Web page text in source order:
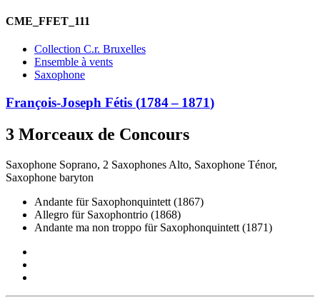
CME_FFET_111
Collection C.r. Bruxelles
Ensemble à vents
Saxophone
François-Joseph Fétis (1784– 1871)
3 Morceaux de Concours
Saxophone Soprano, 2 Saxophones Alto, Saxophone Ténor,
Saxophone baryton
Andante für Saxophonquintett (1867)
Allegro für Saxophontrio (1868)
Andante ma non troppo für Saxophonquintett (1871)